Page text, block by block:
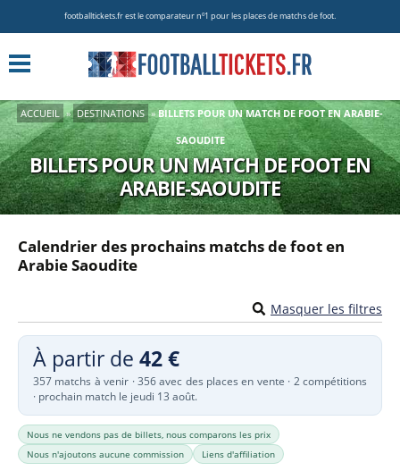
footballtickets.fr est le comparateur nº1 pour les places de matchs de foot.
ACCUEIL » DESTINATIONS » BILLETS POUR UN MATCH DE FOOT EN ARABIE-
SAOUDITE
BILLETS POUR UN MATCH DE FOOT EN
ARABIE-SAOUDITE
Calendrier des prochains matchs de foot en
Arabie Saoudite
Masquer les filtres
À partir de 42 €
357 matchs à venir · 356 avec des places en vente · 2 compétitions
· prochain match le jeudi 13 août.
Nous ne vendons pas de billets, nous comparons les prix
Nous n'ajoutons aucune commission
Liens d'affiliation